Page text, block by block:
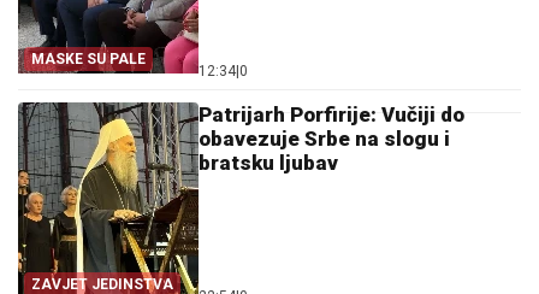
MASKE SU PALE
12:34 0
ZAVJET JEDINSTVA
Patrijarh Porfirije: Vučiji do
obavezuje Srbe na slogu i
bratsku ljubav